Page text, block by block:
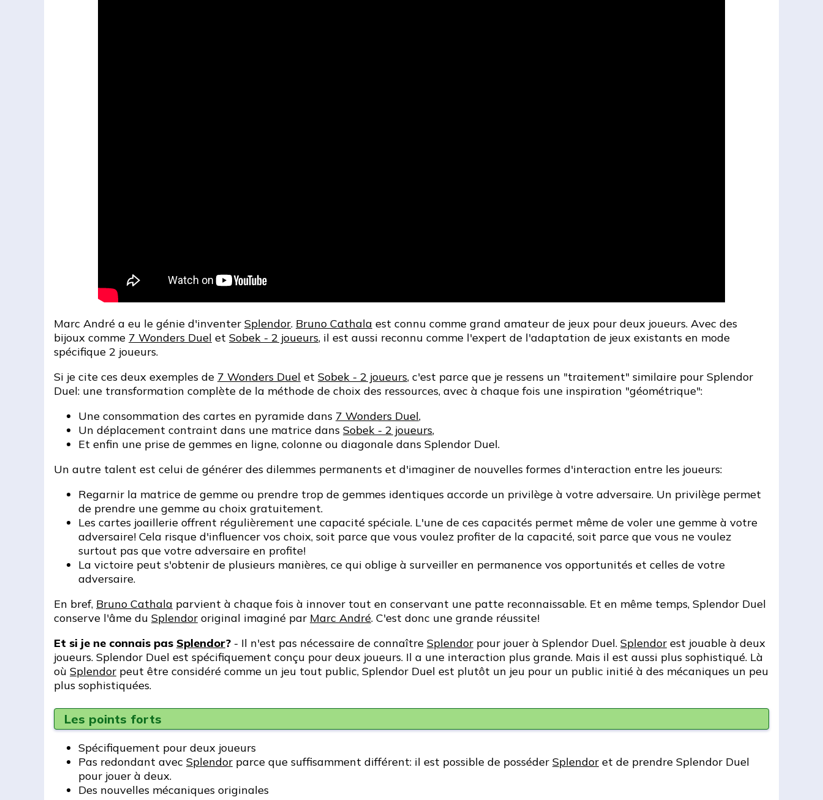
Marc André a eu le génie d'inventer Splendor. Bruno Cathala est connu comme grand amateur de jeux pour deux joueurs. Avec des
bijoux comme 7 Wonders Duel et Sobek - 2 joueurs, il est aussi reconnu comme l'expert de l'adaptation de jeux existants en mode
spécifique 2 joueurs.
Si je cite ces deux exemples de 7 Wonders Duel et Sobek - 2 joueurs, c'est parce que je ressens un "traitement" similaire pour Splendor
Duel: une transformation complète de la méthode de choix des ressources, avec à chaque fois une inspiration "géométrique":
Une consommation des cartes en pyramide dans 7 Wonders Duel,
Un déplacement contraint dans une matrice dans Sobek - 2 joueurs,
Et enfin une prise de gemmes en ligne, colonne ou diagonale dans Splendor Duel.
Un autre talent est celui de générer des dilemmes permanents et d'imaginer de nouvelles formes d'interaction entre les joueurs:
Regarnir la matrice de gemme ou prendre trop de gemmes identiques accorde un privilège à votre adversaire. Un privilège permet
de prendre une gemme au choix gratuitement.
Les cartes joaillerie offrent régulièrement une capacité spéciale. L'une de ces capacités permet même de voler une gemme à votre
adversaire! Cela risque d'influencer vos choix, soit parce que vous voulez profiter de la capacité, soit parce que vous ne voulez
surtout pas que votre adversaire en profite!
La victoire peut s'obtenir de plusieurs manières, ce qui oblige à surveiller en permanence vos opportunités et celles de votre
adversaire.
En bref, Bruno Cathala parvient à chaque fois à innover tout en conservant une patte reconnaissable. Et en même temps, Splendor Duel
conserve l'âme du Splendor original imaginé par Marc André. C'est donc une grande réussite!
Et si je ne connais pas Splendor? - Il n'est pas nécessaire de connaître Splendor pour jouer à Splendor Duel. Splendor est jouable à deux
joueurs. Splendor Duel est spécifiquement conçu pour deux joueurs. Il a une interaction plus grande. Mais il est aussi plus sophistiqué. Là
où Splendor peut être considéré comme un jeu tout public, Splendor Duel est plutôt un jeu pour un public initié à des mécaniques un peu
plus sophistiquées.
Les points forts
Spécifiquement pour deux joueurs
Pas redondant avec Splendor parce que suffisamment différent: il est possible de posséder Splendor et de prendre Splendor Duel
pour jouer à deux.
Des nouvelles mécaniques originales